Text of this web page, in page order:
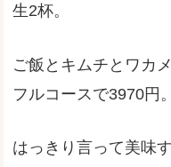
生2杯。
ご飯とキムチとワカ
フルコースで3970円。
はっきり言って美味す